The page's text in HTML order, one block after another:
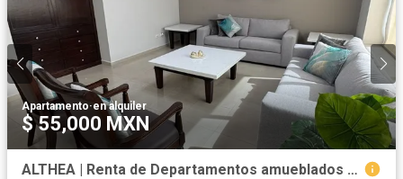
Apartamento·en alquiler
$ 55,000 MXN
ALTHEA | Renta de Departamentos amueblados Monterrey PENTHOUSE